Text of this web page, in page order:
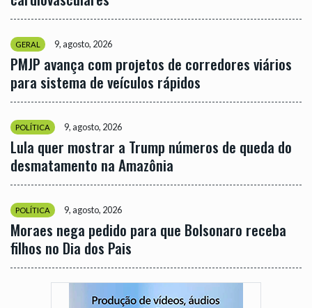
GERAL 9, agosto, 2026
PMJP avança com projetos de corredores viários
para sistema de veículos rápidos
POLÍTICA 9, agosto, 2026
Lula quer mostrar a Trump números de queda do
desmatamento na Amazônia
POLÍTICA 9, agosto, 2026
Moraes nega pedido para que Bolsonaro receba
filhos no Dia dos Pais